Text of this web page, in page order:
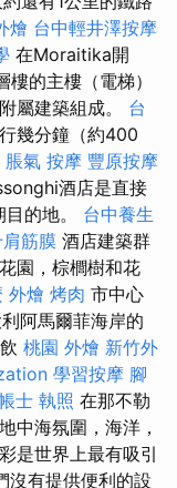
燴 台中輕井澤按摩
在Moraitika開
的主樓（電梯）
屬建築組成。 台
幾分鐘（約400
脹氣 按摩 豐原按摩
酒店是直接
的地。 台中養生
筋膜 酒店建築群
園，棕櫚樹和花
外燴 烤肉 市中心
阿馬爾菲海岸的
桃園 外燴 新竹外
學習按摩 腳
士 執照 在那不勒
中海氛圍，海洋，
是世界上最有吸引
沒有提供便利的設